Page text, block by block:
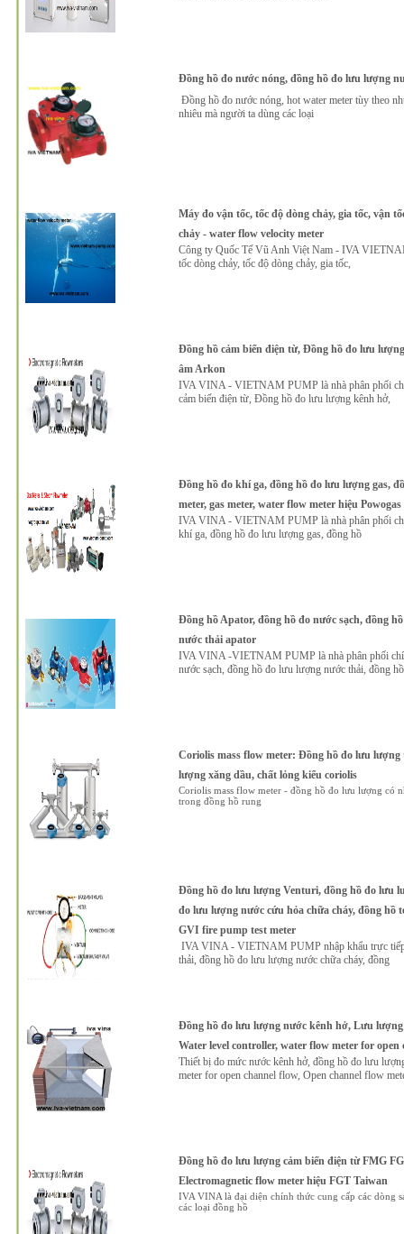
Đồng hồ đo nước nóng, đồng hồ đo lưu lượng
Đồng hồ đo nước nóng, hot water meter tùy theo
nhiêu mà người ta dùng các loại
Máy đo vận tốc, tốc độ dòng chảy, gia tốc, vận
chảy - water flow velocity meter
Công ty Quốc Tế Vũ Anh Việt Nam - IVA
tốc dòng chảy, tốc độ dòng chảy, gia tốc,
Đồng hồ cảm biến điện từ, Đồng hồ đo lưu
âm Arkon
IVA VINA - VIETNAM PUMP là nhà phân phối
cảm biến điện từ, Đồng hồ đo lưu lượng kênh hở,
Đồng hồ đo khí ga, đồng hồ đo lưu lượng gas,
meter, gas meter, water flow meter hiệu Powogas
IVA VINA - VIETNAM PUMP là nhà phân phối
khí ga, đồng hồ đo lưu lượng gas, đồng hồ
Đồng hồ Apator, đồng hồ đo nước sạch, đồng
nước thải apator
IVA VINA -VIETNAM PUMP là nhà phân phối
nước sạch, đồng hồ đo lưu lượng nước thải, đồng hồ
Coriolis mass flow meter: Đồng hồ đo lưu
lượng xăng dầu, chất lỏng kiểu coriolis
Coriolis mass flow meter - đồng hồ đo lưu lượng có
trong đồng hồ rung
Đồng hồ đo lưu lượng Venturi, đồng hồ đo lưu
đo lưu lượng nước cứu hỏa chữa cháy, đồng hồ
GVI fire pump test meter
IVA VINA - VIETNAM PUMP nhập khẩu trực
thải, đồng hồ đo lưu lượng nước chữa cháy, đồng
Đồng hồ đo lưu lượng nước kênh hở, Lưu
Water level controller, water flow meter for
Thiết bị đo mức nước kênh hở, đồng hồ đo lưu
meter for open channel flow, Open channel flow
Đồng hồ đo lưu lượng cảm biến điện từ FMG
Electromagnetic flow meter hiệu FGT Taiwan
IVA VINA là đại diện chính thức cung cấp các dòng
các loại đồng hồ